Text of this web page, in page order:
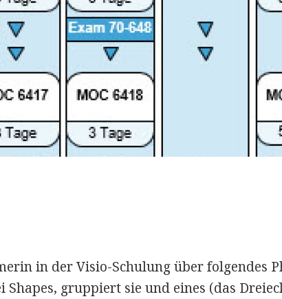
in der Visio-Schulung über folgendes
gruppiert sie und eines (das